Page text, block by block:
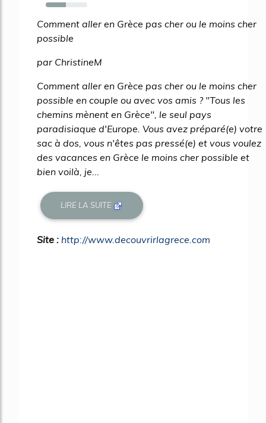
48%
Comment aller en Grèce pas cher ou le moins cher
possible
par ChristineM
Comment aller en Grèce pas cher ou le moins cher
possible en couple ou avec vos amis ? "Tous les
chemins mènent en Grèce", le seul pays
paradisiaque d'Europe. Vous avez préparé(e) votre
sac à dos, vous n'êtes pas pressé(e) et vous voulez
des vacances en Grèce le moins cher possible et
bien voilà, je...
LIRE LA SUITE
Site : http://www.decouvrirlagrece.com